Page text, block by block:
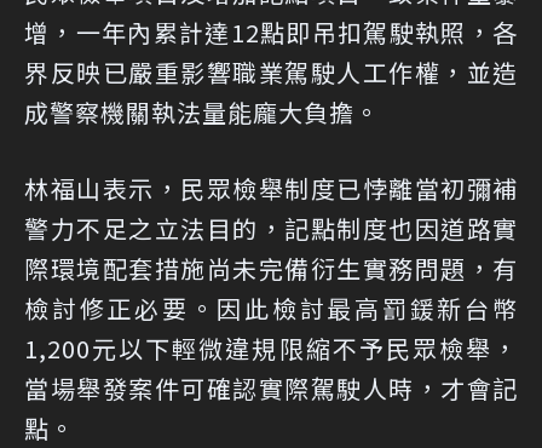
增，一年內累計達12點即吊扣駕駛執照，各
界反映已嚴重影響職業駕駛人工作權，並造
成警察機關執法量能龐大負擔。
林福山表示，民眾檢舉制度已悖離當初彌補
警力不足之立法目的，記點制度也因道路實
際環境配套措施尚未完備衍生實務問題，有
檢討修正必要。因此檢討最高罰鍰新台幣
1,200元以下輕微違規限縮不予民眾檢舉，
當場舉發案件可確認實際駕駛人時，才會記
點。